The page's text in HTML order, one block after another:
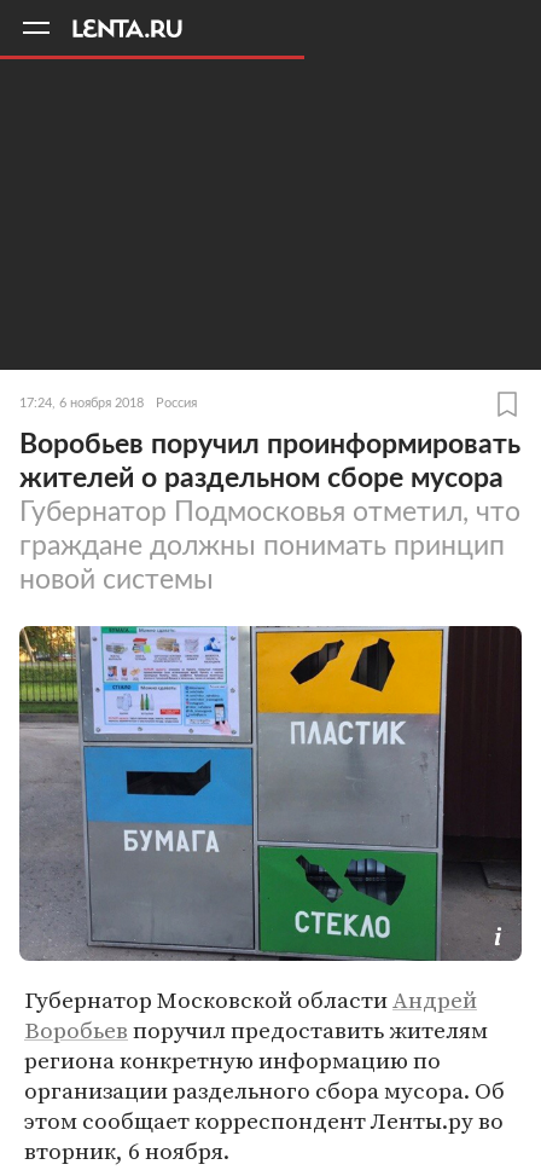
17:24, 6 ноября 2018 Россия
Воробьев поручил проинформировать
жителей о раздельном сборе мусора
Губернатор Подмосковья отметил, что
граждане должны понимать принцип
новой системы
Губернатор Московской областиАндрей
Воробьевпоручил предоставить жителям
региона конкретную информацию по
организации раздельного сбора мусора. Об
этом сообщает корреспондент Ленты.ру во
вторник, 6 ноября.